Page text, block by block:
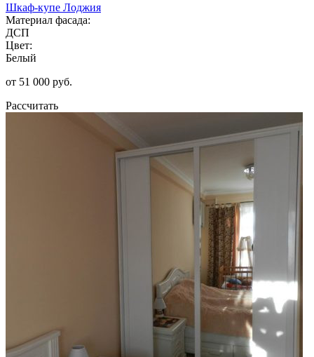
Шкаф-купе Лоджия
Материал фасада:
ДСП
Цвет:
Белый
от 51 000 руб.
Рассчитать